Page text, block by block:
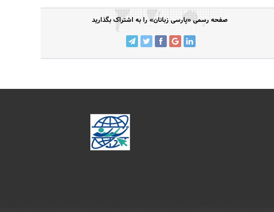
صفحه رسمی «پارسی زبانان» را به اشتراک بگذارید